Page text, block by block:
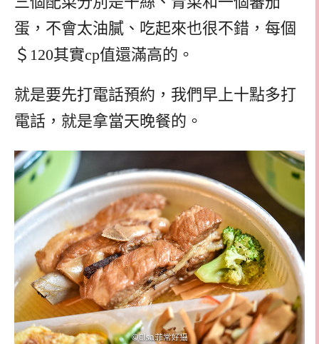
蛋，不會太油膩、吃起來也很不錯，每個
＄120其實cp值還滿高的。
就是要先打電話預約，我們早上十點多打
電話，就是拿當天晚餐的。